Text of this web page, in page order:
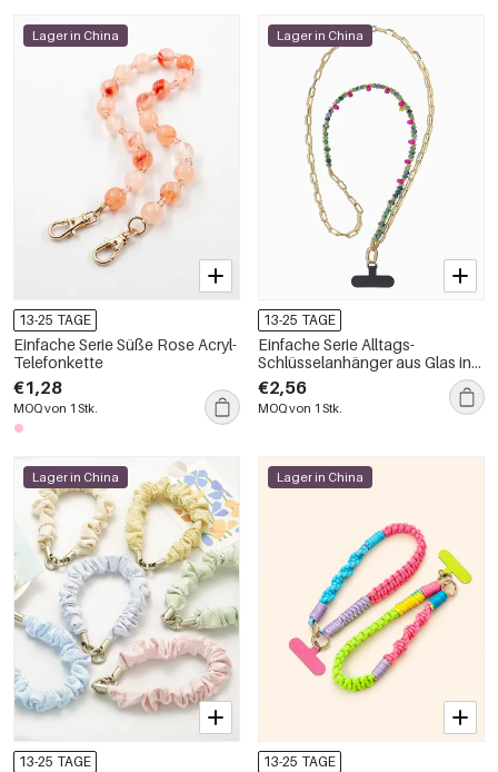
Lager in China
13-25 TAGE
Einfache Serie Süße Rose Acryl-
Telefonkette
€1,28
MOQ von 1 Stk.
Lager in China
13-25 TAGE
Einfache Serie Alltags-
Schlüsselanhänger aus Glas in
verschiedenen Farben
€2,56
MOQ von 1 Stk.
Lager in China
13-25 TAGE
Lager in China
13-25 TAGE